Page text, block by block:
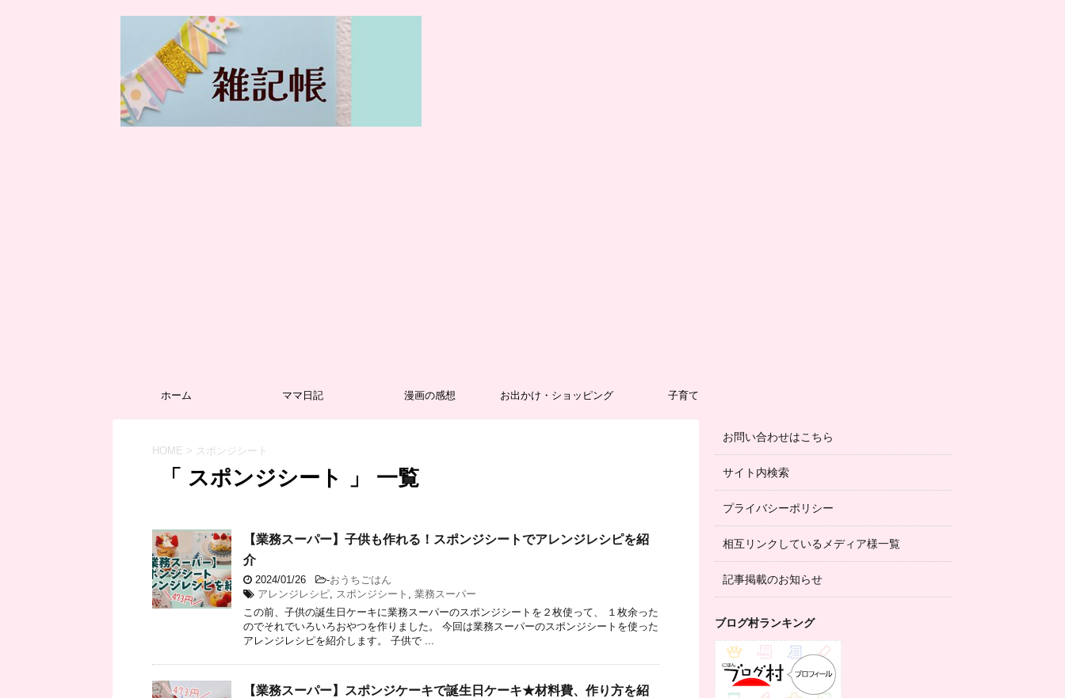
ホーム ママ日記 漫画の感想 お出かけ・ショッピング 子育て
HOME > スポンジシート
「 スポンジシート 」 一覧
【業務スーパー】子供も作れる！スポンジシートでアレンジレシピを紹
介
2024/01/26 -おうちごはん
アレンジレシピ
スポンジシート
業務スーパー
この前、子供の誕生日ケーキに業務スーパーのスポンジシートを２枚使って、 １枚余った
のでそれでいろいろおやつを作りました。 今回は業務スーパーのスポンジシートを使った
アレンジレシピを紹介します。 子供で ...
【業務スーパー】スポンジケーキで誕生日ケーキ★材料費、作り方を紹
お問い合わせはこちら
サイト内検索
プライバシーポリシー
相互リンクしているメディア様一覧
記事掲載のお知らせ
ブログ村ランキング